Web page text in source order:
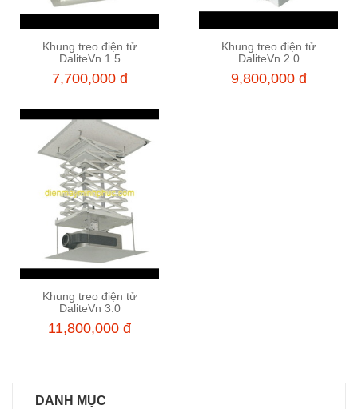
Thêm vào giỏ hàng
Khung treo điện tử
DaliteVn 1.5
7,700,000 đ
Thêm vào giỏ hàng
Khung treo điện tử
DaliteVn 2.0
9,800,000 đ
Thêm vào giỏ hàng
Khung treo điện tử
DaliteVn 3.0
11,800,000 đ
DANH MỤC